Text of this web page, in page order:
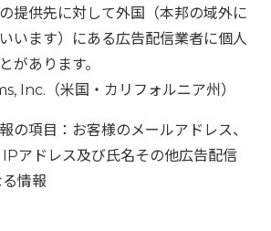
提供先に対して外国（本邦の域外に
います）にある広告配信業者に個人
があります。
Inc.（米国・カリフォルニア州）
の項目：お客様のメールアドレス、
アドレス及び氏名その他広告配信
情報